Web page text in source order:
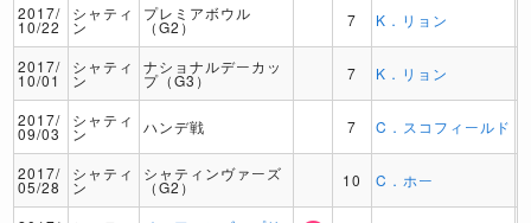
2017/
10/22
シャティ
ン
プレミアボウル
（G2） 7 K．リョン
2017/
10/01
シャティ
ン
ナショナルデーカッ
プ（G3） 7 K．リョン
2017/
09/03
シャティ
ン ハンデ戦 7 C．スコフィールド
2017/
05/28
シャティ
ン
シャティンヴァーズ
（G2） 10 C．ホー